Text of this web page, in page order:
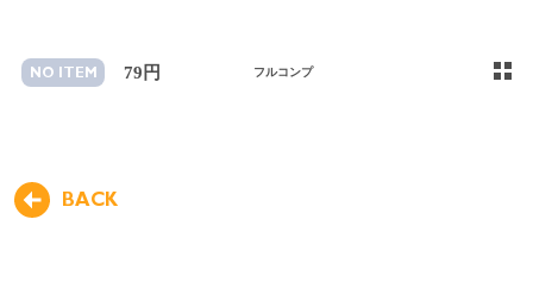
NO ITEM 79円 フルコンプ
BACK